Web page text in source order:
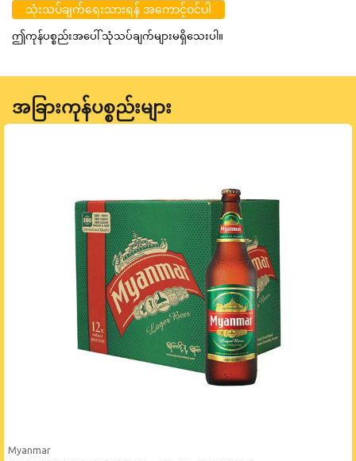
သုံးသပ်ချက်ရေးသားရန် အကောင့်ဝင်ပါ
ဤကုန်ပစ္စည်းအပေါ် သုံသပ်ချက်များမရှိသေးပါ။
အခြားကုန်ပစ္စည်းများ
Myanmar